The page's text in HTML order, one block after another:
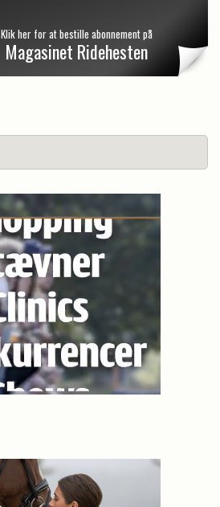
Klik her for at bestille abonnement på
Magasinet Ridehesten